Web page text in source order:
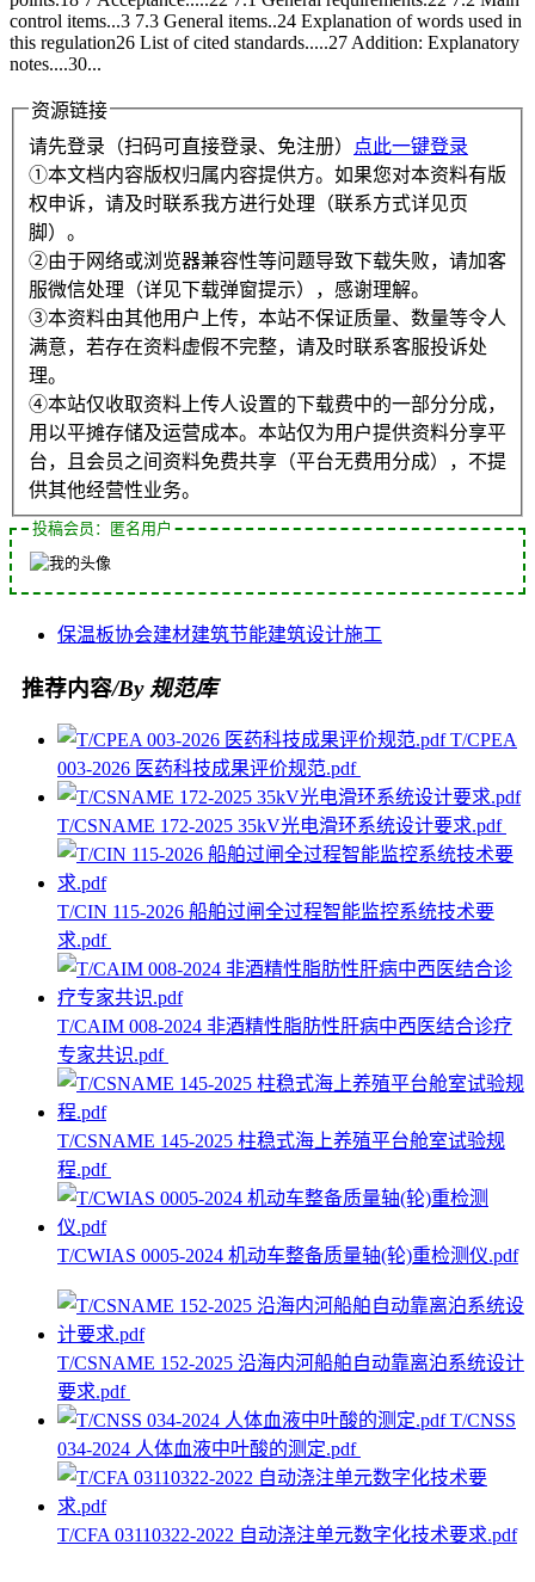
control items...3 7.3 General items..24 Explanation of words used in
this regulation26 List of cited standards.....27 Addition: Explanatory
notes....30...
资源链接
请先登录（扫码可直接登录、免注册）
点此一键登录
①本文档内容版权归属内容提供方。如果您对本资料有版
权申诉，请及时联系我方进行处理（联系方式详见页
脚）。
②由于网络或浏览器兼容性等问题导致下载失败，请加客
服微信处理（详见下载弹窗提示），感谢理解。
③本资料由其他用户上传，本站不保证质量、数量等令人
满意，若存在资料虚假不完整，请及时联系客服投诉处
理。
④本站仅收取资料上传人设置的下载费中的一部分分成，
用以平摊存储及运营成本。本站仅为用户提供资料分享平
台，且会员之间资料免费共享（平台无费用分成），不提
供其他经营性业务。
投稿会员：匿名用户
保温板协会建材建筑节能建筑设计施工
推荐内容/By 规范库
T/CPEA
003-2026 医药科技成果评价规范.pdf
T/CSNAME 172-2025 35kV光电滑环系统设计要求.pdf
T/CIN 115-2026 船舶过闸全过程智能监控系统技术要
求.pdf
T/CAIM 008-2024 非酒精性脂肪性肝病中西医结合诊疗
专家共识.pdf
T/CSNAME 145-2025 柱稳式海上养殖平台舱室试验规
程.pdf
T/CWIAS 0005-2024 机动车整备质量轴(轮)重检测仪.pdf
T/CSNAME 152-2025 沿海内河船舶自动靠离泊系统设计
要求.pdf
T/CNSS
034-2024 人体血液中叶酸的测定.pdf
T/CFA 03110322-2022 自动浇注单元数字化技术要求.pdf